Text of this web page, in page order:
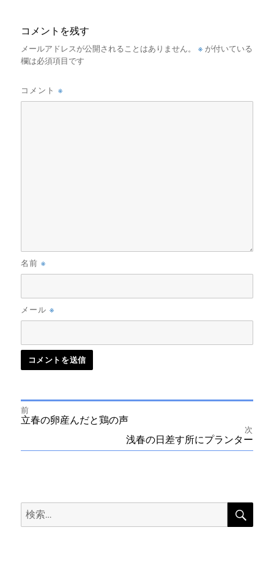
コメントを残す
メールアドレスが公開されることはありません。 ※ が付いている
欄は必須項目です
コメント※
名前※
メール※
投
ゲ
前
前
立春の卵産んだと鶏の声
次
浅春の日差す所にプランター
検
索:
検